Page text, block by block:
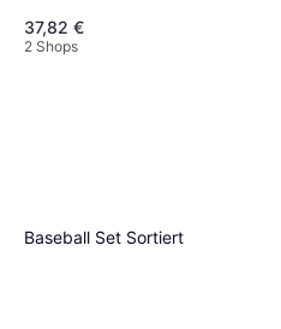
37,82 €
2 Shops
Baseball Set Sortiert